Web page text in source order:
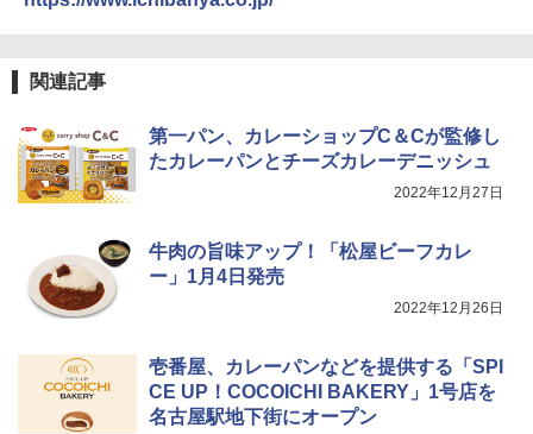
関連記事
第一パン、カレーショップC＆Cが監修し
たカレーパンとチーズカレーデニッシュ
2022年12月27日
牛肉の旨味アップ！「松屋ビーフカレ
ー」1月4日発売
2022年12月26日
壱番屋、カレーパンなどを提供する「SPI
CE UP！COCOICHI BAKERY」1号店を
名古屋駅地下街にオープン